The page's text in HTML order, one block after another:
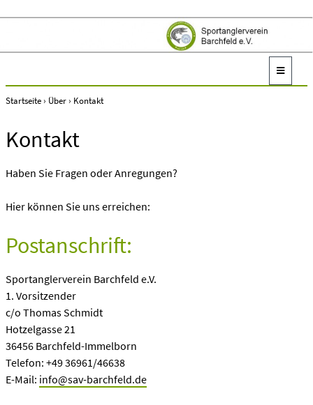
Startseite› Über› Kontakt
Kontakt
Haben Sie Fragen oder Anregungen?
Hier können Sie uns erreichen:
Postanschrift:
Sportanglerverein Barchfeld e.V.
1. Vorsitzender
c/o Thomas Schmidt
Hotzelgasse 21
36456 Barchfeld-Immelborn
Telefon: +49 36961/46638
E-Mail: info@sav-barchfeld.de